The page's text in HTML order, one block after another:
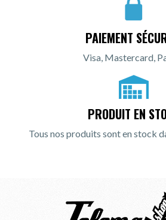
PAIEMENT
Visa, Mastercard,
PRODUIT EN
Tous nos produits sont en stock